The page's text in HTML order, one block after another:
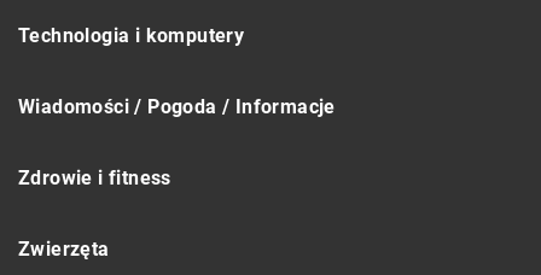
Technologia i komputery
Wiadomości / Pogoda / Informacje
Zdrowie i fitness
Zwierzęta